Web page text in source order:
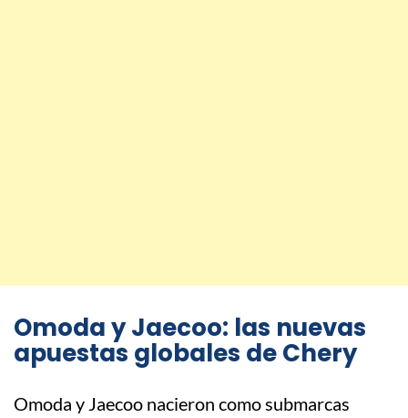
Omoda y Jaecoo: las nuevas
apuestas globales de Chery
Omoda y Jaecoo nacieron como submarcas